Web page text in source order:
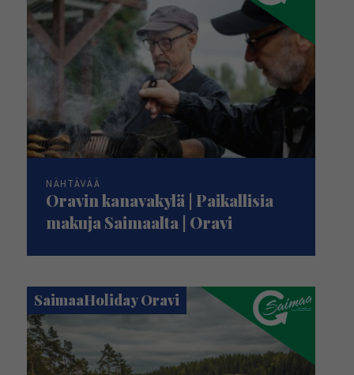
NÄHTÄVÄÄ
Oravin kanavakylä | Paikallisia
makuja Saimaalta | Oravi
SaimaaHoliday Oravi